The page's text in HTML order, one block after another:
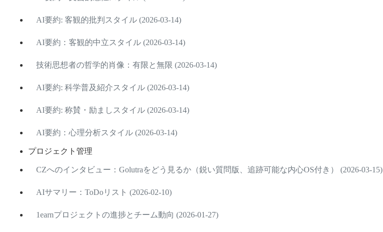
AI要約: 客観的批判スタイル (2026-03-14)
AI要約：客観的中立スタイル (2026-03-14)
技術思想者の哲学的肖像：有限と無限 (2026-03-14)
AI要約: 科学普及紹介スタイル (2026-03-14)
AI要約: 称賛・励ましスタイル (2026-03-14)
AI要約：心理分析スタイル (2026-03-14)
プロジェクト管理
CZへのインタビュー：Golutraをどう見るか（鋭い質問版、追跡可能な内心OS付き） (2026-03-15)
AIサマリー：ToDoリスト (2026-02-10)
1earnプロジェクトの進捗とチーム動向 (2026-01-27)